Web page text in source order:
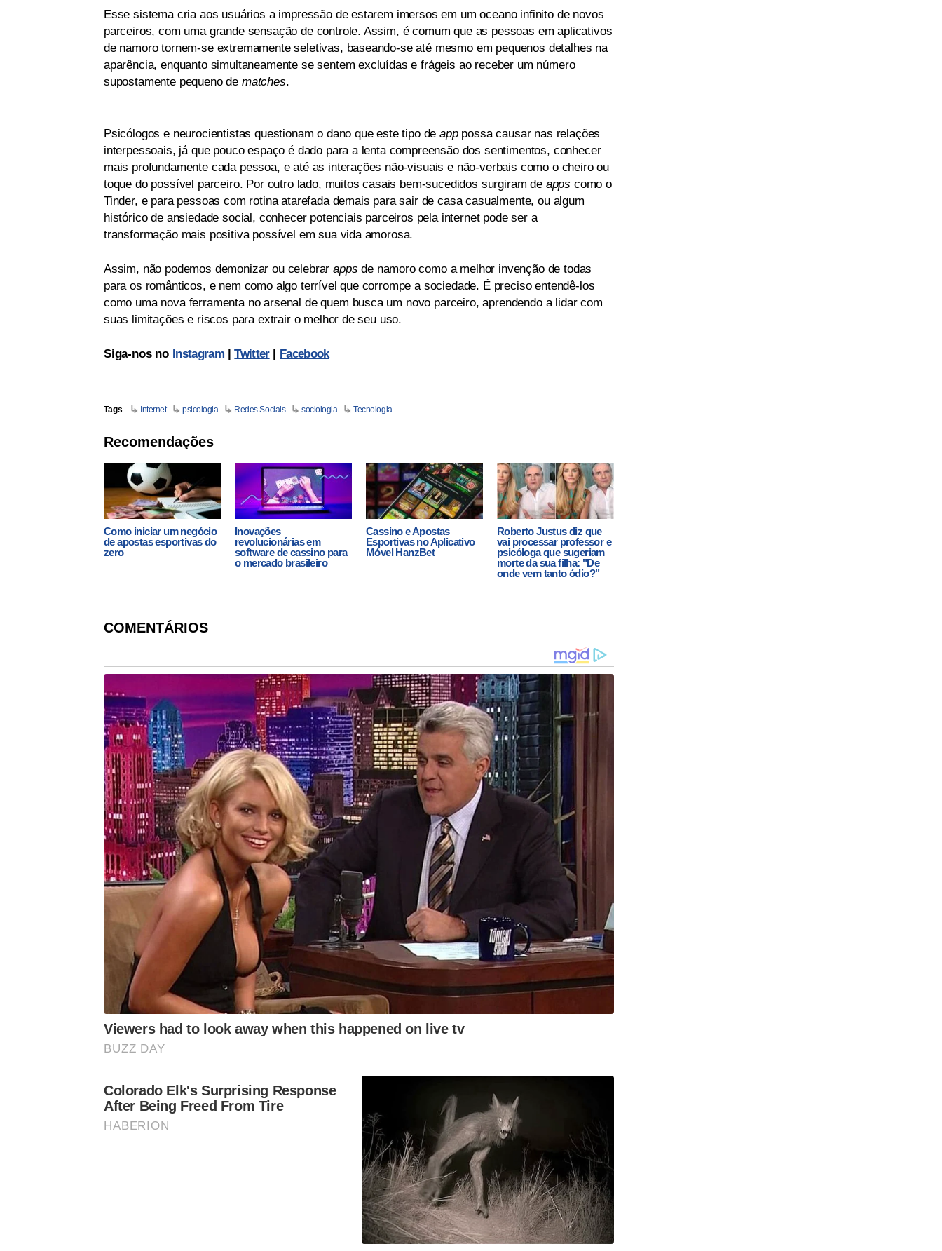
Esse sistema cria aos usuários a impressão de estarem imersos em um oceano infinito de novos
parceiros, com uma grande sensação de controle. Assim, é comum que as pessoas em aplicativos
de namoro tornem-se extremamente seletivas, baseando-se até mesmo em pequenos detalhes na
aparência, enquanto simultaneamente se sentem excluídas e frágeis ao receber um número
supostamente pequeno de matches.
Psicólogos e neurocientistas questionam o dano que este tipo deapppossa causar nas relações
interpessoais, já que pouco espaço é dado para a lenta compreensão dos sentimentos, conhecer
mais profundamente cada pessoa, e até as interações não-visuais e não-verbais como o cheiro ou
toque do possível parceiro. Por outro lado, muitos casais bem-sucedidos surgiram de apps como o
Tinder, e para pessoas com rotina atarefada demais para sair de casa casualmente, ou algum
histórico de ansiedade social, conhecer potenciais parceiros pela internet pode ser a
transformação mais positiva possível em sua vida amorosa.
Assim, não podemos demonizar ou celebrarapps de namoro como a melhor invenção de todas
para os românticos, e nem como algo terrível que corrompe a sociedade. É preciso entendê-los
como uma nova ferramenta no arsenal de quem busca um novo parceiro, aprendendo a lidar com
suas limitações e riscos para extrair o melhor de seu uso.
Siga-nos no Instagram|Twitter| Facebook
Tags Internet psicologia Redes Sociais sociologia Tecnologia
Recomendações
Como iniciar um negócio
de apostas esportivas do
zero
Inovações
revolucionárias em
software de cassino para
o mercado brasileiro
Cassino e Apostas
Esportivas no Aplicativo
Móvel HanzBet
Roberto Justus diz que
vai processar professor e
psicóloga que sugeriam
morte da sua filha: "De
onde vem tanto ódio?"
COMENTÁRIOS